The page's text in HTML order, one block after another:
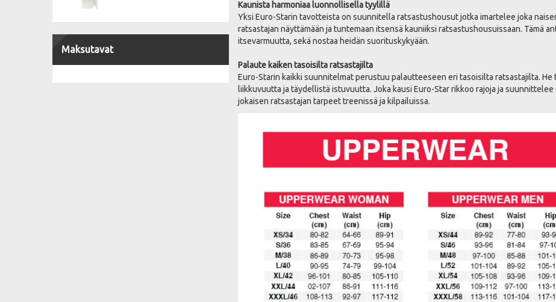
Maksutavat
Kaunista harmoniaa luonnollisella tyylillä
Yksi Euro-Starin tavotteista on suunnitella ratsastushousut jotka imartelee joka
ratsastajan näyttämään ja tuntemaan itsensä kauniiksi ratsastushousuissaan. Tämä
itsevarmuutta, sekä nostaa heidän suorituskykyään.
Palaute kaiken tasoisilta ratsastajilta
Euro-Starin kaikki suunnitelmat perustuu palautteeseen eri tasoisilta ratsastajilta.
liikkuvuutta ja täydellistä istuvuutta. Joka kausi Euro-Star rikkoo rajoja ja
jokaisen ratsastajan tarpeet treenissä ja kilpailuissa.